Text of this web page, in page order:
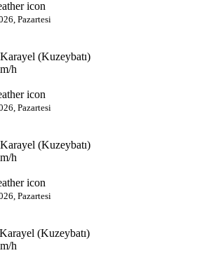
Pazartesi
(Kuzeybatı)
h
Pazartesi
(Kuzeybatı)
h
Pazartesi
(Kuzeybatı)
h